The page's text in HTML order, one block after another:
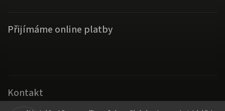
Přijímáme online platby
Kontakt